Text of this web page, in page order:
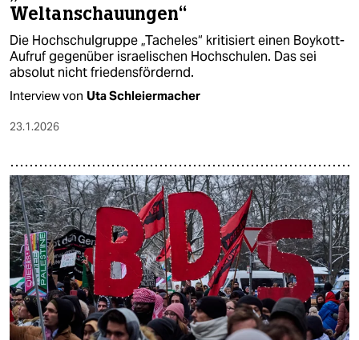
Weltanschauungen“
Die Hochschulgruppe „Tacheles“ kritisiert einen Boykott-
Aufruf gegenüber israelischen Hochschulen. Das sei
absolut nicht friedensfördernd.
Interview von Uta Schleiermacher
23.1.2026